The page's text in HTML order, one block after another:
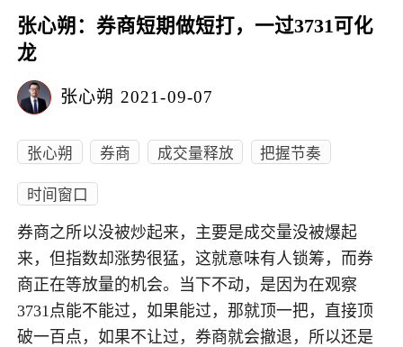
张心朔：券商短期做短打，一过3731可化
龙
张心朔 2021-09-07
张心朔 券商 成交量释放
把握节奏
时间窗口
券商之所以没被炒起来，主要是成交量没被爆起
来，但指数却涨势很猛，这就意味有人锁筹，而券
商正在等放量的机会。当下不动，是因为在观察
3731点能不能过，如果能过，那就顶一把，直接顶
破一百点，如果不让过，券商就会撤退，所以还是